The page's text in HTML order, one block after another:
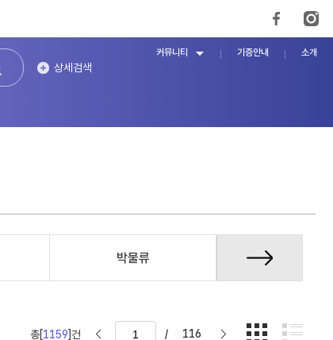
상세검색
커뮤니티 기증안내 소개
박물류 증언/구술자
총[1159]건 / 116